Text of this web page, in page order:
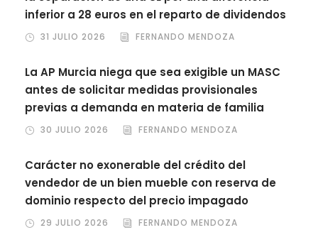
inferior a 28 euros en el reparto de dividendos
31 JULIO 2026 FERNANDO MENDOZA
La AP Murcia niega que sea exigible un MASC
antes de solicitar medidas provisionales
previas a demanda en materia de familia
30 JULIO 2026 FERNANDO MENDOZA
Carácter no exonerable del crédito del
vendedor de un bien mueble con reserva de
dominio respecto del precio impagado
29 JULIO 2026 FERNANDO MENDOZA